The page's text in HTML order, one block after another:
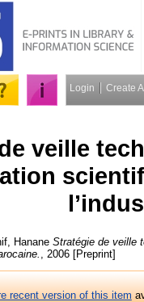
Login Create
veille
Hanane Stratégie de veille
, 2006 [Preprint]
recent version of this item